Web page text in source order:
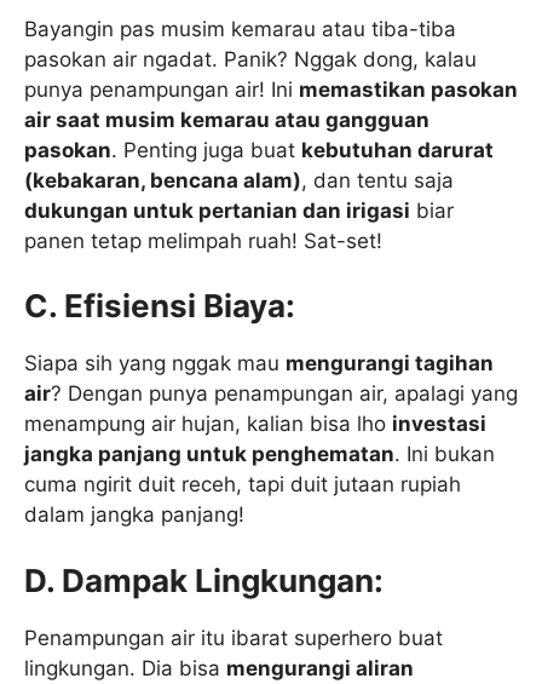
Bayangin pas musim kemarau atau tiba-tiba
pasokan air ngadat. Panik? Nggak dong, kalau
punya penampungan air! Ini memastikan pasokan
air saat musim kemarau atau gangguan
pasokan. Penting juga buat kebutuhan darurat
(kebakaran, bencana alam), dan tentu saja
dukungan untuk pertanian dan irigasi biar
panen tetap melimpah ruah! Sat-set!
C. Efisiensi Biaya:
Siapa sih yang nggak mau mengurangi tagihan
air? Dengan punya penampungan air, apalagi yang
menampung air hujan, kalian bisa lho investasi
jangka panjang untuk penghematan. Ini bukan
cuma ngirit duit receh, tapi duit jutaan rupiah
dalam jangka panjang!
D. Dampak Lingkungan:
Penampungan air itu ibarat superhero buat
lingkungan. Dia bisa mengurangi aliran